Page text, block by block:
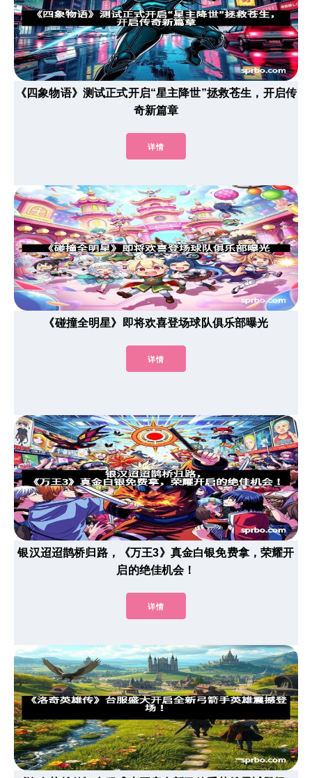
《四象物语》测试正式开启“星主降世”拯救苍生，开启传
奇新篇章
详情
《碰撞全明星》即将欢喜登场球队俱乐部曝光
详情
银汉迢迢鹊桥归路，《万王3》真金白银免费拿，荣耀开
启的绝佳机会！
详情